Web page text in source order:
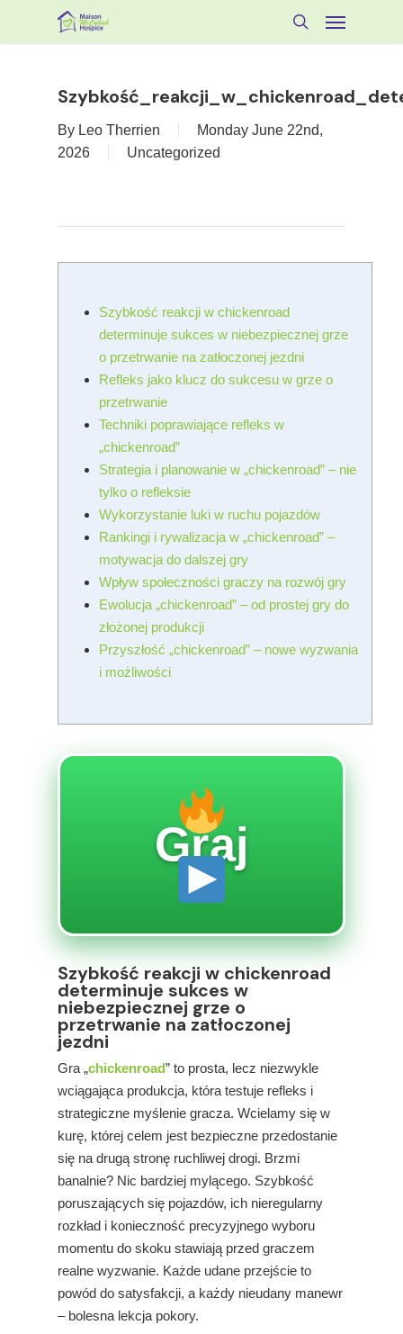
Menu
By Leo Therrien
Monday June 22nd,
2026
Uncategorized
Szybkość reakcji w chickenroad
determinuje sukces w niebezpiecznej grze
o przetrwanie na zatłoczonej jezdni
Refleks jako klucz do sukcesu w grze o
przetrwanie
Techniki poprawiające refleks w
„chickenroad”
Strategia i planowanie w „chickenroad” – nie
tylko o refleksie
Wykorzystanie luki w ruchu pojazdów
Rankingi i rywalizacja w „chickenroad” –
motywacja do dalszej gry
Wpływ społeczności graczy na rozwój gry
Ewolucja „chickenroad” – od prostej gry do
złożonej produkcji
Przyszłość „chickenroad” – nowe wyzwania
i możliwości
Graj
Szybkość reakcji w chickenroad
determinuje sukces w
niebezpiecznej grze o
przetrwanie na zatłoczonej
jezdni
Gra „chickenroad” to prosta, lecz niezwykle
wciągająca produkcja, która testuje refleks i
strategiczne myślenie gracza. Wcielamy się w
kurę, której celem jest bezpieczne przedostanie
się na drugą stronę ruchliwej drogi. Brzmi
banalnie? Nic bardziej mylącego. Szybkość
poruszających się pojazdów, ich nieregularny
rozkład i konieczność precyzyjnego wyboru
momentu do skoku stawiają przed graczem
realne wyzwanie. Każde udane przejście to
powód do satysfakcji, a każdy nieudany manewr
– bolesna lekcja pokory.